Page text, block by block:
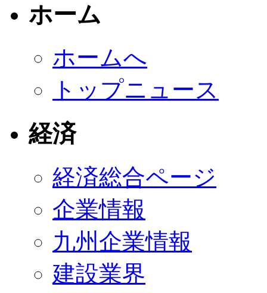
ホーム
ホームへ
トップニュース
経済
経済総合ページ
企業情報
九州企業情報
建設業界